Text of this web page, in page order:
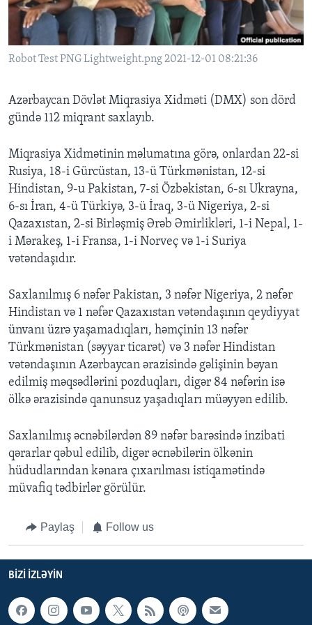
BIZI IZLƏYIN
Dillər
Robot Test PNG Lightweight.png 2021-12-01 08:21:36
Azərbaycan Dövlət Miqrasiya Xidməti (DMX) son dörd
gündə 112 miqrant saxlayıb.
Miqrasiya Xidmətinin məlumatına görə, onlardan 22-si
Rusiya, 18-i Gürcüstan, 13-ü Türkmənistan, 12-si
Hindistan, 9-u Pakistan, 7-si Özbəkistan, 6-sı Ukrayna,
6-sı İran, 4-ü Türkiyə, 3-ü İraq, 3-ü Nigeriya, 2-si
Qazaxıstan, 2-si Birləşmiş Ərəb Əmirlikləri, 1-i Nepal, 1-
i Mərakeş, 1-i Fransa, 1-i Norveç və 1-i Suriya
vətəndaşıdır.
Saxlanılmış 6 nəfər Pakistan, 3 nəfər Nigeriya, 2 nəfər
Hindistan və 1 nəfər Qazaxıstan vətəndaşının qeydiyyat
ünvanı üzrə yaşamadıqları, həmçinin 13 nəfər
Türkmənistan (səyyar ticarət) və 3 nəfər Hindistan
vətəndaşının Azərbaycan ərazisində gəlişinin bəyan
edilmiş məqsədlərini pozduqları, digər 84 nəfərin isə
ölkə ərazisində qanunsuz yaşadıqları müəyyən edilib.
Saxlanılmış əcnəbilərdən 89 nəfər barəsində inzibati
qərarlar qəbul edilib, digər əcnəbilərin ölkənin
hüdudlarından kənara çıxarılması istiqamətində
müvafiq tədbirlər görülür.
Paylaş Follow us
BIZI IZLƏYIN